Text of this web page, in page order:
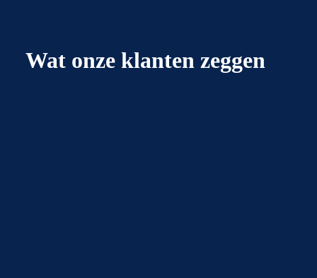
Wat onze klanten zeggen